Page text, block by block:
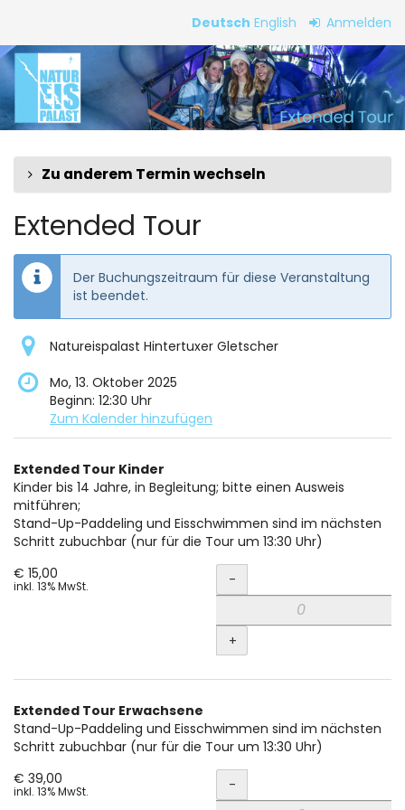
Inhalt
springen
Deutsch English Anmelden
Extended
Tour
Zu anderem Termin wechseln
Extended Tour
Der Buchungszeitraum für diese Veranstaltung
ist beendet.
Natureispalast Hintertuxer Gletscher
Mo, 13. Oktober 2025
Beginn: 12:30 Uhr
Zum Kalender hinzufügen
Produkte
Unkategorisierte
Produkte
Extended Tour Kinder
Kinder bis 14 Jahre, in Begleitung; bitte einen Ausweis
mitführen;
Stand-Up-Paddeling und Eisschwimmen sind im nächsten
Schritt zubuchbar (nur für die Tour um 13:30 Uhr)
€ 15,00
inkl. 13% MwSt. Menge
-
+
Extended Tour Erwachsene
Stand-Up-Paddeling und Eisschwimmen sind im nächsten
Schritt zubuchbar (nur für die Tour um 13:30 Uhr)
€ 39,00
inkl. 13% MwSt. Menge
-